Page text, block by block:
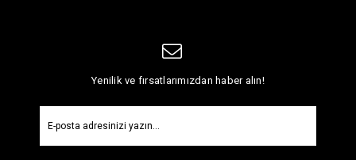
Yenilik ve fırsatlarımızdan haber alın!